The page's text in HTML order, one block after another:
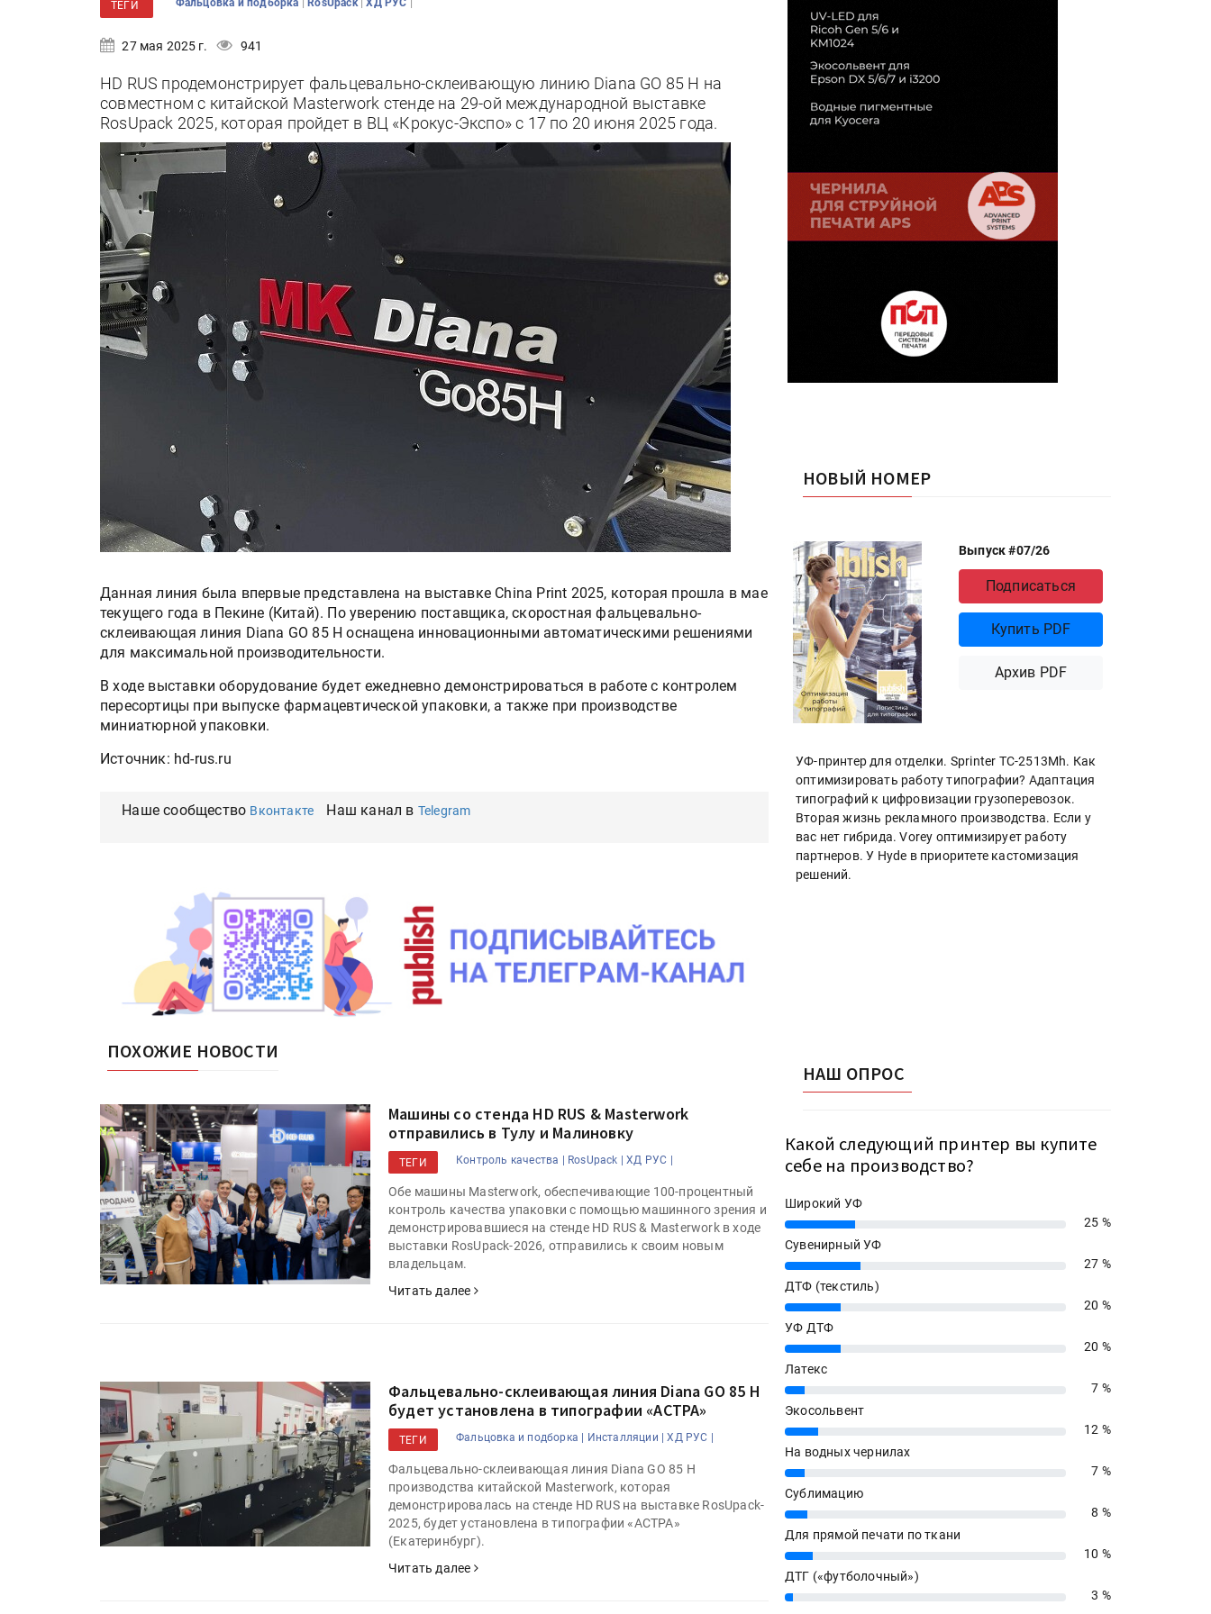
ТЕГИ Фальцовка и подборка RosUpack ХД РУС
27 мая 2025 г. 941
HD RUS продемонстрирует фальцевально-склеивающую линию Diana GO 85 H на
совместном с китайской Masterwork стенде на 29-ой международной выставке
RosUpack 2025, которая пройдет в ВЦ «Крокус-Экспо» с 17 по 20 июня 2025 года.
Данная линия была впервые представлена на выставке China Print 2025, которая прошла в мае
текущего года в Пекине (Китай). По уверению поставщика, скоростная фальцевально-
склеивающая линия Diana GO 85 H оснащена инновационными автоматическими решениями
для максимальной производительности.
В ходе выставки оборудование будет ежедневно демонстрироваться в работе с контролем
пересортицы при выпуске фармацевтической упаковки, а также при производстве
миниатюрной упаковки.
Источник: hd-rus.ru
Наше сообщество Вконтакте Наш канал в Telegram
ПОХОЖИЕ НОВОСТИ
Машины со стенда HD RUS & Masterwork
отправились в Тулу и Малиновку
ТЕГИ Контроль качества | RosUpack | ХД РУС |
Обе машины Masterwork, обеспечивающие 100-процентный
контроль качества упаковки с помощью машинного зрения и
демонстрировавшиеся на стенде HD RUS & Masterwork в ходе
выставки RosUpack-2026, отправились к своим новым
владельцам.
Читать далее
Фальцевально-склеивающая линия Diana GO 85 H
будет установлена в типографии «АСТРА»
ТЕГИ Фальцовка и подборка | Инсталляции | ХД РУС |
Фальцевально-склеивающая линия Diana GO 85 H
производства китайской Masterwork, которая
демонстрировалась на стенде HD RUS на выставке RosUpack-
2025, будет установлена в типографии «АСТРА»
(Екатеринбург).
Читать далее
НОВЫЙ НОМЕР
Выпуск #07/26
Подписаться
Купить PDF
Архив PDF
УФ-принтер для отделки. Sprinter ТС-2513Mh. Как
оптимизировать работу типографии? Адаптация
типографий к цифровизации грузоперевозок.
Вторая жизнь рекламного производства. Если у
вас нет гибрида. Vorey оптимизирует работу
партнеров. У Hyde в приоритете кастомизация
решений.
НАШ ОПРОС
Какой следующий принтер вы купите
себе на производство?
Широкий УФ
25%
25 %
Сувенирный УФ
27%
27 %
ДТФ (текстиль)
20%
20 %
УФ ДТФ
20%
20 %
Латекс
7%
7 %
Экосольвент
12%
12 %
На водных чернилах
7%
7 %
Сублимацию
8%
8 %
Для прямой печати по ткани
10%
10 %
ДТГ («футболочный»)
3% 3 %